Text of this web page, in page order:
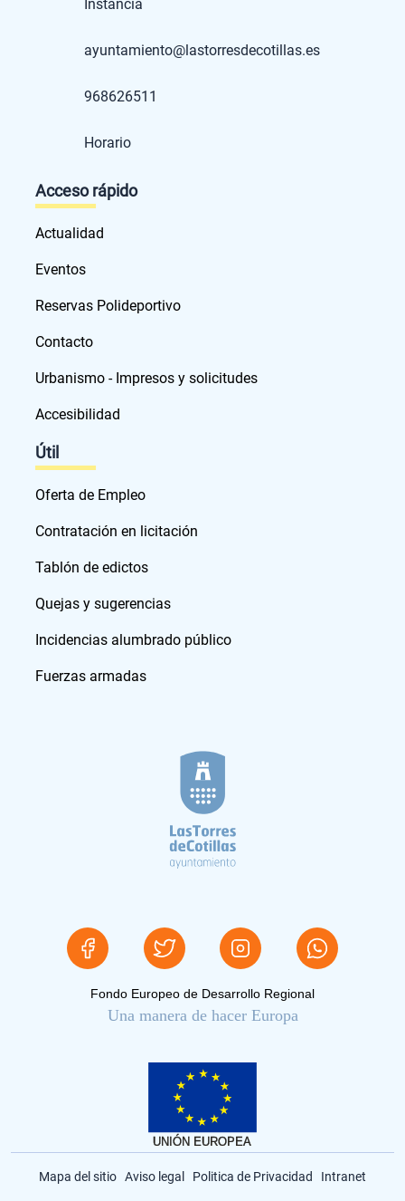
Instancia
ayuntamiento@lastorresdecotillas.es
968626511
Horario
Acceso rápido
Actualidad
Eventos
Reservas Polideportivo
Contacto
Urbanismo - Impresos y solicitudes
Accesibilidad
Útil
Oferta de Empleo
Contratación en licitación
Tablón de edictos
Quejas y sugerencias
Incidencias alumbrado público
Fuerzas armadas
Fondo Europeo de Desarrollo Regional
Una manera de hacer Europa
Mapa del sitio Aviso legal Politica de Privacidad Intranet